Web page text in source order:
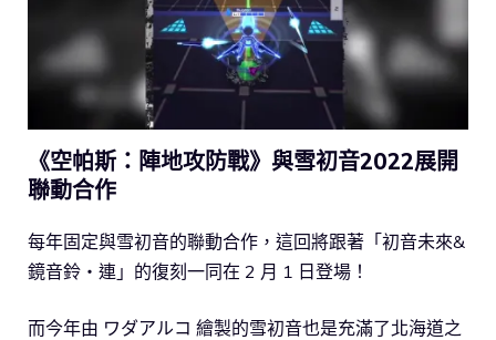
《空帕斯：陣地攻防戰》與雪初音2022展開
聯動合作
每年固定與雪初音的聯動合作，這回將跟著「初音未來&
鏡音鈴・連」的復刻一同在 2 月 1 日登場！
而今年由 ワダアルコ 繪製的雪初音也是充滿了北海道之